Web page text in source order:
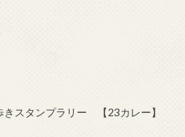
きスタンプラリー 【23カレー】